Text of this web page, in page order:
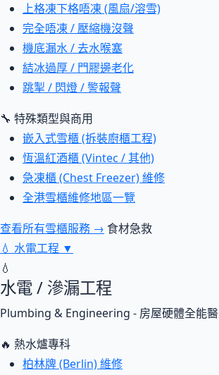
上格凍下格唔凍 (風扇/溶雪)
完全唔凍 / 壓縮機沒聲
機底漏水 / 去水喉塞
結冰過厚 / 門膠邊老化
跳掣 / 閃燈 / 警報聲
🔧 特殊類型與商用
嵌入式雪櫃 (拆裝廚櫃工程)
恆溫紅酒櫃 (Vintec / 其他)
急凍櫃 (Chest Freezer) 維修
全港雪櫃維修地區一覽
查看所有雪櫃服務 → 食材急救
💧 水電工程 ▼
💧
水電 / 滲漏工程
Plumbing & Engineering - 房屋硬體全能
🔥 熱水爐專科
柏林牌 (Berlin) 維修